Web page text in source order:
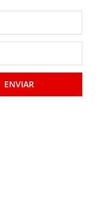
ENVIAR